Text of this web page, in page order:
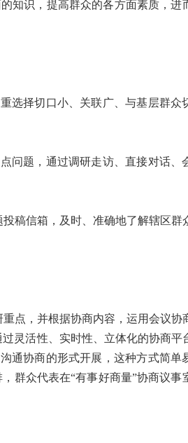
知识，提高群众的各方面素质，进
择切口小、关联广、与基层群众
题，通过调研走访、直接对话、
稿信箱，及时、准确地了解辖区群
点，并根据协商内容，运用会议协
灵活性、实时性、立体化的协商平
通协商的形式开展，这种方式简单
群众代表在“有事好商量”协商议事